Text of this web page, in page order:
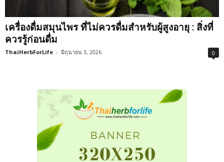
เครื่องดื่มสมุนไพร ที่ไม่ควรดื่มสำหรับผู้สูงอายุ : สิ่งที่
ควรรู้ก่อนดื่ม
ThaiHerbForLife - มิถุนายน 3, 2026 0